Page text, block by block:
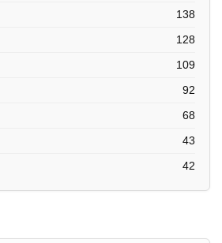
138
128
109
92
68
43
42